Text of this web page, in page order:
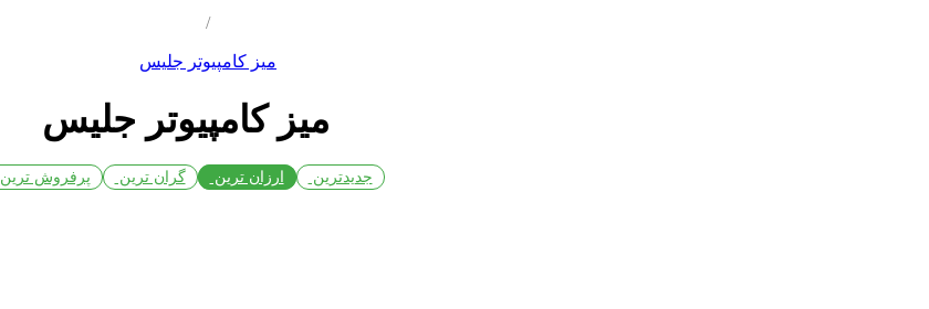
/
میز کامپیوتر جلیس
میز کامپیوتر جلیس
جدیدترین ارزان ترین گران ترین پرفروش ترین